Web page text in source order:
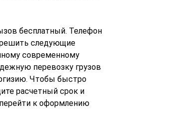
бесплатный. Телефон
следующие
современному
перевозку грузов
Чтобы быстро
расчетный срок и
к оформлению